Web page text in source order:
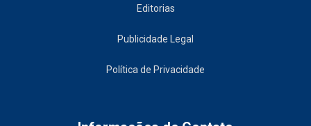
Editorias
Publicidade Legal
Política de Privacidade